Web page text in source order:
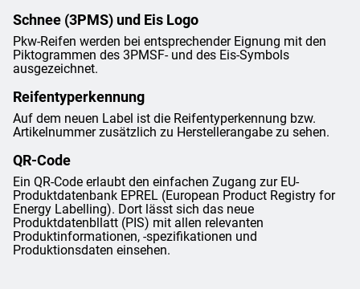
Schnee (3PMS) und Eis Logo
Pkw-Reifen werden bei entsprechender Eignung mit den
Piktogrammen des 3PMSF- und des Eis-Symbols
ausgezeichnet.
Reifentyperkennung
Auf dem neuen Label ist die Reifentyperkennung bzw.
Artikelnummer zusätzlich zu Herstellerangabe zu sehen.
QR-Code
Ein QR-Code erlaubt den einfachen Zugang zur EU-
Produktdatenbank EPREL (European Product Registry for
Energy Labelling). Dort lässt sich das neue
Produktdatenbllatt (PIS) mit allen relevanten
Produktinformationen, -spezifikationen und
Produktionsdaten einsehen.